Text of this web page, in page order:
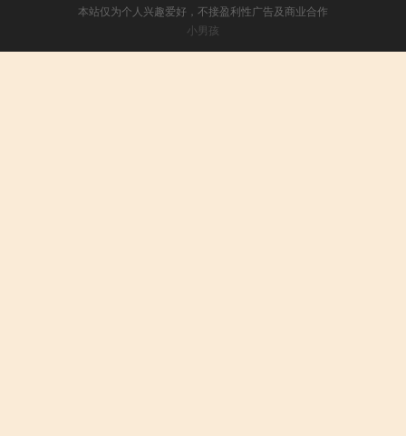
本站仅为个人兴趣爱好，不接盈利性广告及商业合作
小男孩